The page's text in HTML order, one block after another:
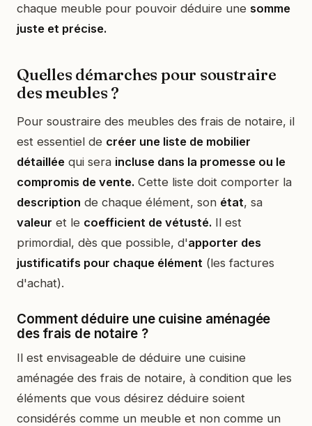
chaque meuble pour pouvoir déduire une somme
juste et précise.
Quelles démarches pour soustraire
des meubles ?
Pour soustraire des meubles des frais de notaire, il
est essentiel de créer une liste de mobilier
détaillée qui sera incluse dans la promesse ou le
compromis de vente. Cette liste doit comporter la
description de chaque élément, son état, sa
valeur et le coefficient de vétusté. Il est
primordial, dès que possible, d'apporter des
justificatifs pour chaque élément (les factures
d'achat).
Comment déduire une cuisine aménagée
des frais de notaire ?
Il est envisageable de déduire une cuisine
aménagée des frais de notaire, à condition que les
éléments que vous désirez déduire soient
considérés comme un meuble et non comme un